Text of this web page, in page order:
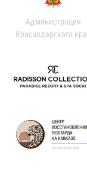
Администрация
Краснодарского